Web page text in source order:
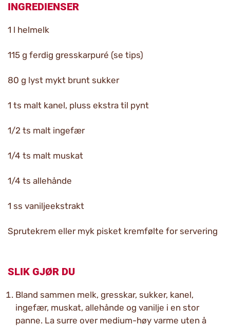
INGREDIENSER
1 l helmelk
115 g ferdig gresskarpuré (se tips)
80 g lyst mykt brunt sukker
1 ts malt kanel, pluss ekstra til pynt
1/2 ts malt ingefær
1/4 ts malt muskat
1/4 ts allehånde
1 ss vaniljeekstrakt
Sprutekrem eller myk pisket kremfølte for servering
SLIK GJØR DU
Bland sammen melk, gresskar, sukker, kanel,
ingefær, muskat, allehånde og vanilje i en stor
panne. La surre over medium-høy varme uten å